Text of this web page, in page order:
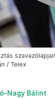
/ Telex
Nagy Bálint